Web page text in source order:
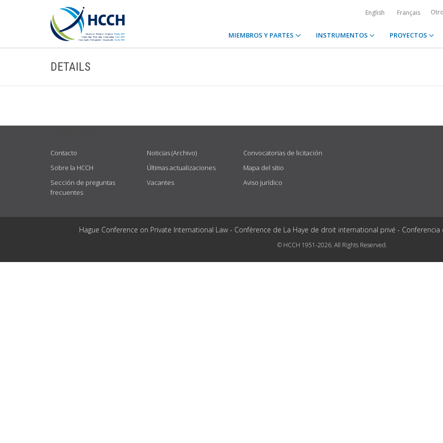
English Français
MIEMBROS Y PARTES INSTRUMENTOS PROYECTOS
DETAILS
Contacto
Sobre la HCCH
Sección de preguntas
frecuentes
Noticias (Archivo)
Últimas actualizaciones
Vacantes
Convocatorias de licitación
Mapa del sitio
Aviso jurídico
Hague Conference on Private International Law - Conférence de La Haye de droit international privé -
© HCCH 1951-2026. All Rights Reserved.